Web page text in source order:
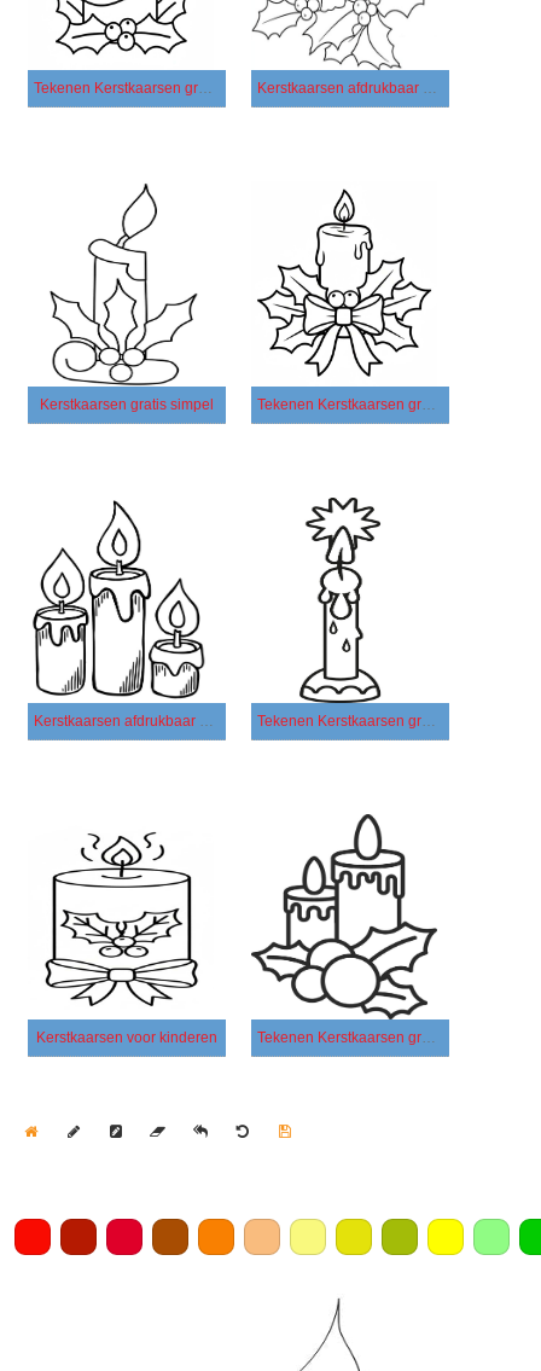
Tekenen Kerstkaarsen gratis voor kinderen Kerstkaarsen afdrukbaar eenvoudig
Kerstkaarsen gratis simpel Tekenen Kerstkaarsen gratis afdrukbaar simpel
Kerstkaarsen afdrukbaar simpel Tekenen Kerstkaarsen gratis simpel
Kerstkaarsen voor kinderen Tekenen Kerstkaarsen gratis afdrukbaar